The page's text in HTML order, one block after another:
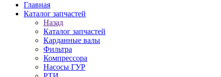
Главная
Каталог запчастей
Назад
Каталог запчастей
Карданные валы
Фильтра
Компрессора
Насосы ГУР